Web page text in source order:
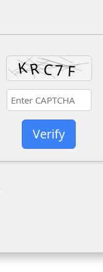
Verify